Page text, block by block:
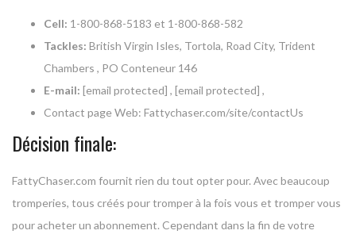
Cell: 1-800-868-5183 et 1-800-868-582
Tackles: British Virgin Isles, Tortola, Road City, Trident
Chambers , PO Conteneur 146
E-mail: [email protected] , [email protected] ,
Contact page Web: Fattychaser.com/site/contactUs
Décision finale:
FattyChaser.com fournit rien du tout opter pour. Avec beaucoup
tromperies, tous créés pour tromper à la fois vous et tromper vous
pour acheter un abonnement. Cependant dans la fin de votre